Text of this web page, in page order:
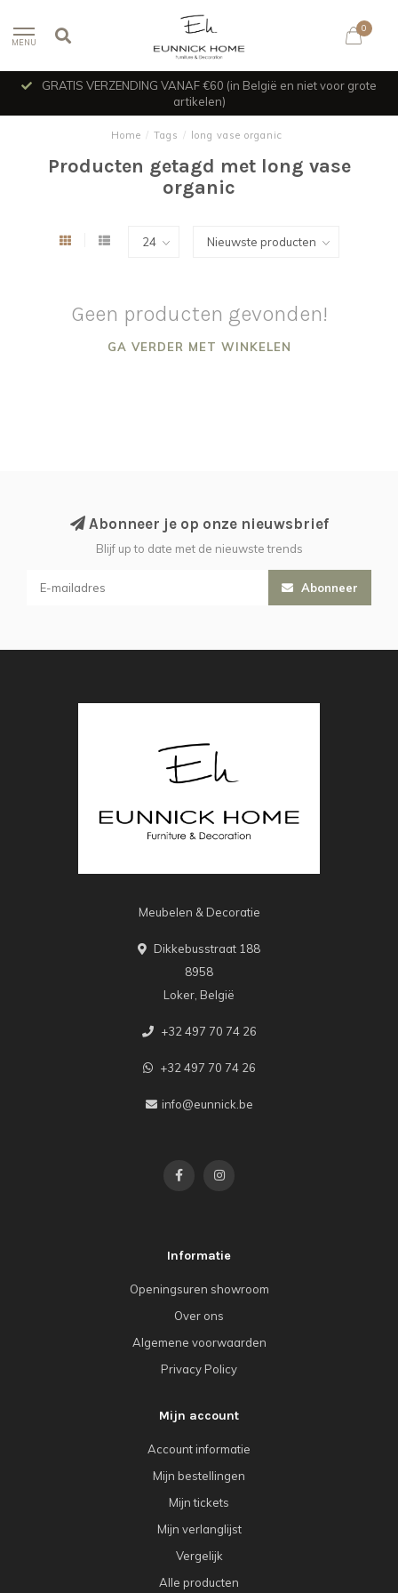
MENU
0
GRATIS VERZENDING VANAF €60 (in België en niet voor grote
artikelen)
Home / Tags / long vase organic
Producten getagd met long vase
organic
Geen producten gevonden!
GA VERDER MET WINKELEN
Abonneer je op onze nieuwsbrief
Blijf up to date met de nieuwste trends
Abonneer
Meubelen & Decoratie
Dikkebusstraat 188
8958
Loker, België
+32 497 70 74 26
+32 497 70 74 26
info@eunnick.be
Informatie
Openingsuren showroom
Over ons
Algemene voorwaarden
Privacy Policy
Mijn account
Account informatie
Mijn bestellingen
Mijn tickets
Mijn verlanglijst
Vergelijk
Alle producten